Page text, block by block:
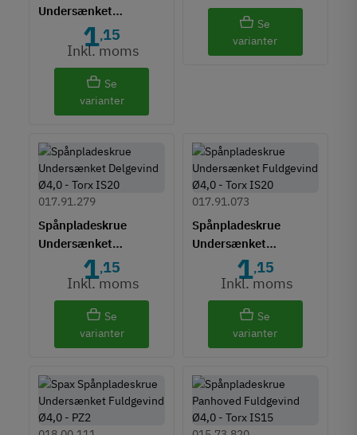
Undersænket
Fuldgevind Ø4,0 - PZ2
1,15
Inkl. moms
Se
varianter
Se
varianter
Spånpladeskrue
Undersænket
Delgevind Ø4,0 - Torx
017.91.279
1,15
Inkl. moms
Se
varianter
Spånpladeskrue
Undersænket
Fuldgevind Ø4,0 - Torx
017.91.073
1,15
Inkl. moms
Se
varianter